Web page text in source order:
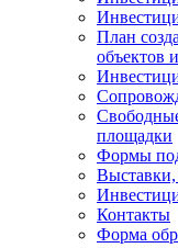
План
объектов
площадки
Формы
Контакты
Форма